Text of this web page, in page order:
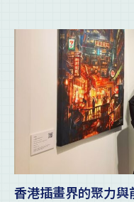
香港插畫界的聚力